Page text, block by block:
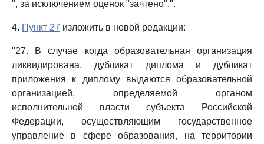
", за исключением оценок "зачтено".".
4. Пункт 27 изложить в новой редакции:
"27. В случае когда образовательная организация
ликвидирована, дубликат диплома и дубликат
приложения к диплому выдаются образовательной
организацией, определяемой органом
исполнительной власти субъекта Российской
Федерации, осуществляющим государственное
управление в сфере образования, на территории